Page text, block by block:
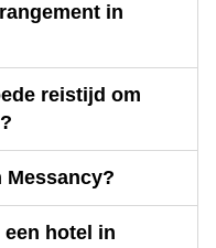
in
reistijd om
Messancy?
hotel in